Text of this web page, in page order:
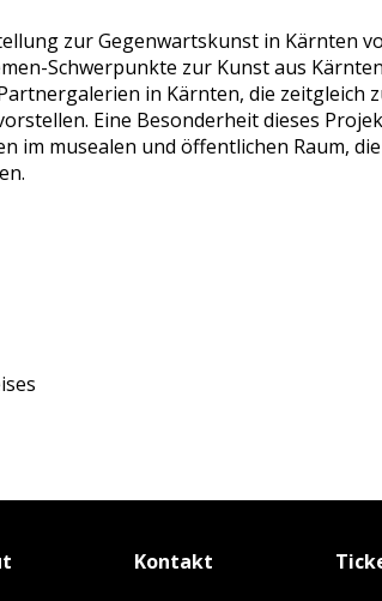
zur Gegenwartskunst in Kärnten
Schwerpunkte zur Kunst aus
in Kärnten, die zeitgleich
Eine Besonderheit dieses
im musealen und öffentlichen Raum,
Kontakt